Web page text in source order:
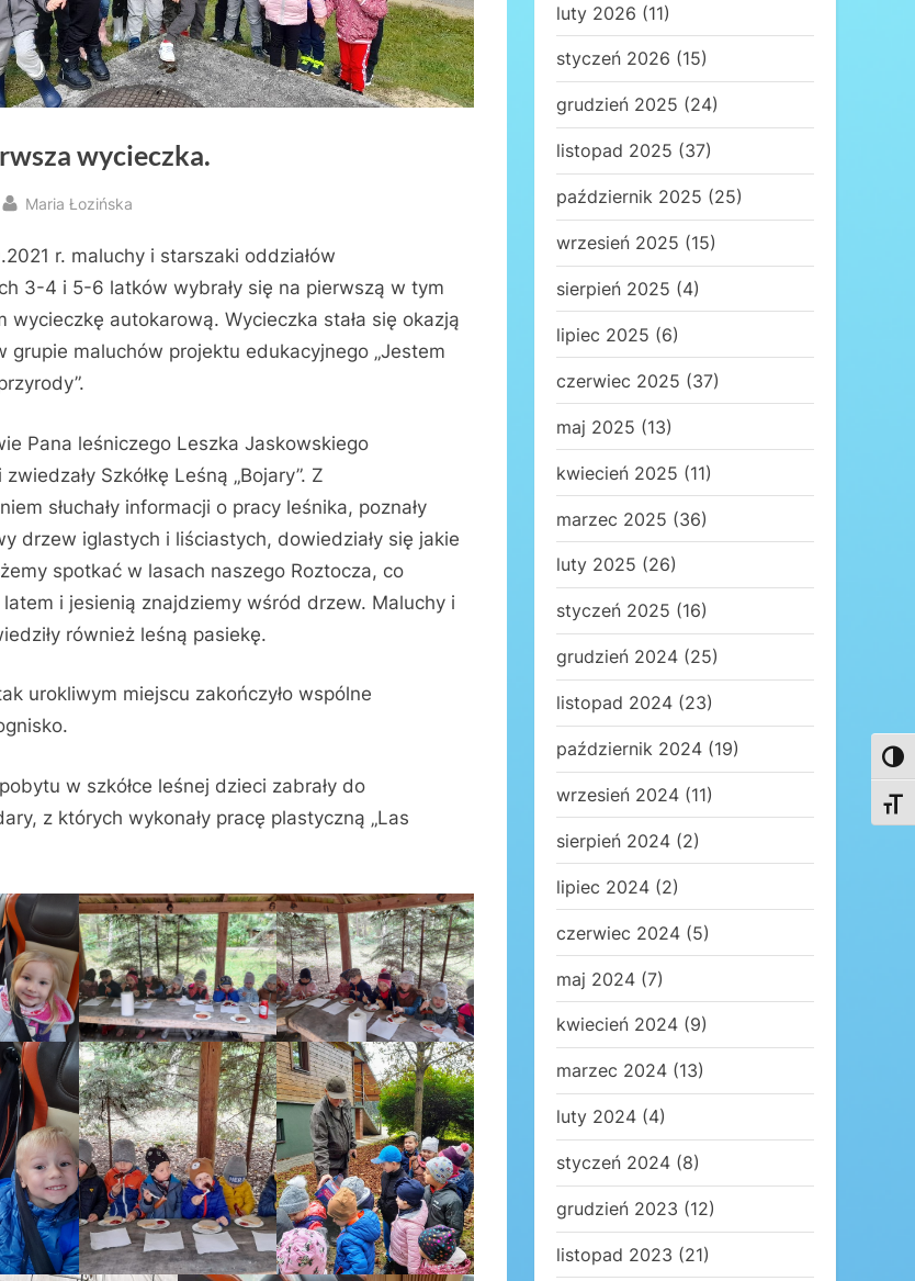
wycieczka.
By
Maria Łozińska
r. maluchy i starszaki oddziałów
3-4 i 5-6 latków wybrały się na pierwszą w tym
wycieczkę autokarową. Wycieczka stała się okazją
grupie maluchów projektu edukacyjnego „Jestem
Pana leśniczego Leszka Jaskowskiego
Szkółkę Leśną „Bojary”. Z
słuchały informacji o pracy leśnika, poznały
drzew iglastych i liściastych, dowiedziały się jakie
spotkać w lasach naszego Roztocza, co
i jesienią znajdziemy wśród drzew. Maluchy i
również leśną pasiekę.
urokliwym miejscu zakończyło wspólne
w szkółce leśnej dzieci zabrały do
z których wykonały pracę plastyczną „Las
luty 2026 (11)
styczeń 2026 (15)
grudzień 2025 (24)
listopad 2025 (37)
październik 2025 (25)
wrzesień 2025 (15)
sierpień 2025 (4)
lipiec 2025 (6)
czerwiec 2025 (37)
maj 2025 (13)
kwiecień 2025 (11)
marzec 2025 (36)
luty 2025 (26)
styczeń 2025 (16)
grudzień 2024 (25)
listopad 2024 (23)
październik 2024 (19)
wrzesień 2024 (11)
sierpień 2024 (2)
lipiec 2024 (2)
czerwiec 2024 (5)
maj 2024 (7)
kwiecień 2024 (9)
marzec 2024 (13)
luty 2024 (4)
styczeń 2024 (8)
grudzień 2023 (12)
listopad 2023 (21)